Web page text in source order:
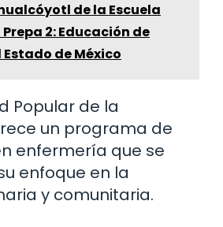
de la Escuela
2: Educación de
de México
Popular de la
un programa de
enfermería que se
enfoque en la
y comunitaria.